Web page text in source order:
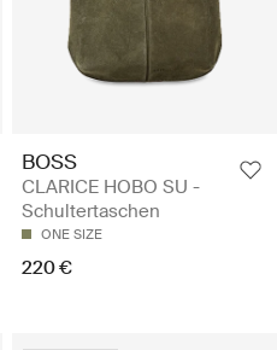
BOSS
CLARICE HOBO SU -
Schultertaschen
ONE SIZE
220 €